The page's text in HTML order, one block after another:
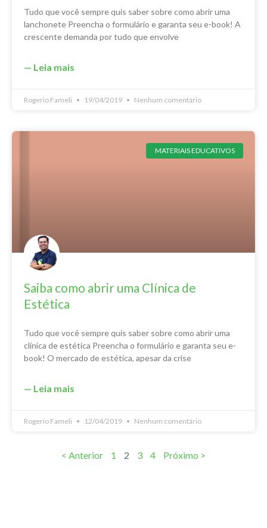
Tudo que você sempre quis saber sobre como abrir uma
lanchonete Preencha o formulário e garanta seu e-book! A
crescente demanda por tudo que envolve
— Leia mais
Rogerio Fameli 19/04/2019 Nenhum comentário
MATERIAIS EDUCATIVOS
Saiba como abrir uma Clínica de
Estética
Tudo que você sempre quis saber sobre como abrir uma
clínica de estética Preencha o formulário e garanta seu e-
book! O mercado de estética, apesar da crise
— Leia mais
Rogerio Fameli 12/04/2019 Nenhum comentário
< Anterior 1 2 3 4 Próximo >